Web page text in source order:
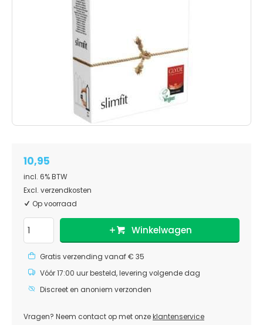
10,95
incl. 6% BTW
Excl. verzendkosten
Op voorraad
Winkelwagen
Gratis verzending vanaf € 35
Vóór 17:00 uur besteld, levering volgende dag
Discreet en anoniem verzonden
Vragen? Neem contact op met onzeklantenservice